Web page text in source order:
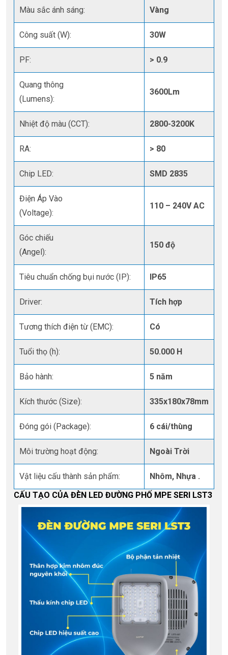
Màu sắc ánh sáng: Vàng
Công suất (W): 30W
PF: > 0.9
Quang thông
(Lumens):
3600Lm
Nhiệt độ màu (CCT): 2800-3200K
RA: > 80
Chip LED: SMD 2835
Điện Áp Vào
(Voltage):
110 – 240V AC
Góc chiếu
(Angel):
150 độ
Tiêu chuẩn chống bụi nước (IP): IP65
Driver: Tích hợp
Tương thích điện từ (EMC): Có
Tuổi thọ (h): 50.000 H
Bảo hành: 5 năm
Kích thước (Size): 335x180x78mm
Đóng gói (Package): 6 cái/thùng
Môi trường hoạt động: Ngoài Trời
Vật liệu cấu thành sản phẩm:
Nhôm, Nhựa .
CẤU TẠO CỦA ĐÈN LED ĐƯỜNG PHỐ MPE SERI LST3